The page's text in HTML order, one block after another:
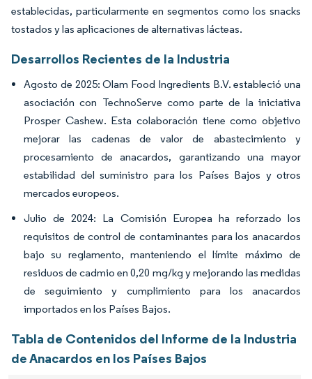
establecidas, particularmente en segmentos como los snacks
tostados y las aplicaciones de alternativas lácteas.
Desarrollos Recientes de la Industria
Agosto de 2025: Olam Food Ingredients B.V. estableció una
asociación con TechnoServe como parte de la iniciativa
Prosper Cashew. Esta colaboración tiene como objetivo
mejorar las cadenas de valor de abastecimiento y
procesamiento de anacardos, garantizando una mayor
estabilidad del suministro para los Países Bajos y otros
mercados europeos.
Julio de 2024: La Comisión Europea ha reforzado los
requisitos de control de contaminantes para los anacardos
bajo su reglamento, manteniendo el límite máximo de
residuos de cadmio en 0,20 mg/kg y mejorando las medidas
de seguimiento y cumplimiento para los anacardos
importados en los Países Bajos.
Tabla de Contenidos del Informe de la Industria
de Anacardos en los Países Bajos